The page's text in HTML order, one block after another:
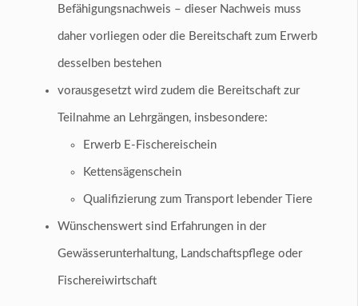
Befähigungsnachweis – dieser Nachweis muss
daher vorliegen oder die Bereitschaft zum Erwerb
desselben bestehen
vorausgesetzt wird zudem die Bereitschaft zur
Teilnahme an Lehrgängen, insbesondere:
Erwerb E-Fischereischein
Kettensägenschein
Qualifizierung zum Transport lebender Tiere
Wünschenswert sind Erfahrungen in der
Gewässerunterhaltung, Landschaftspflege oder
Fischereiwirtschaft